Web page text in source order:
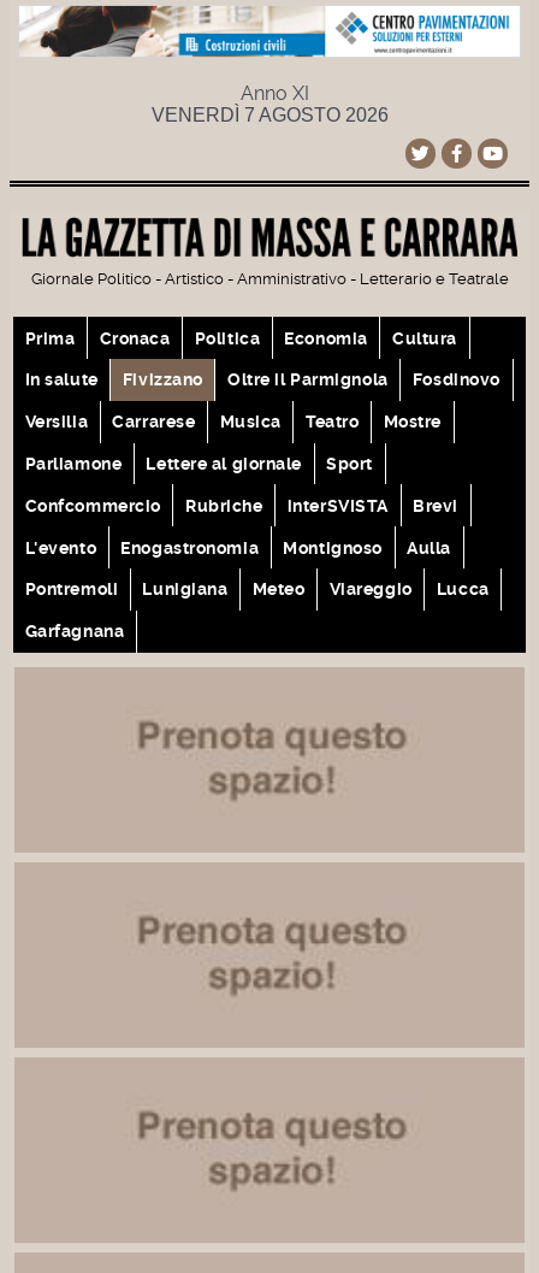
Anno XI
VENERDÌ 7 AGOSTO 2026
Giornale Politico - Artistico - Amministrativo - Letterario e Teatrale
Prima Cronaca Politica Economia Cultura
In salute Fivizzano Oltre il Parmignola Fosdinovo
Versilia Carrarese Musica Teatro Mostre
Parliamone Lettere al giornale Sport
Confcommercio Rubriche interSVISTA Brevi
L'evento Enogastronomia Montignoso Aulla
Pontremoli Lunigiana Meteo Viareggio Lucca
Garfagnana